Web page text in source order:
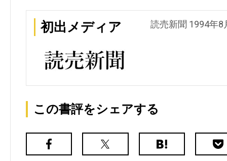
初出メディア 読売新聞 1994年8
この書評をシェアする
Facebook
X（旧
は